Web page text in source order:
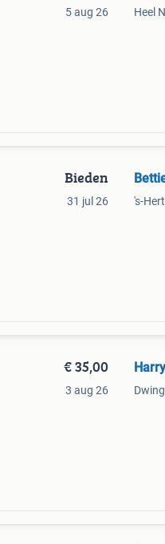
5 aug 26 Heel
Bieden
31 jul 26 's-
€ 35,00
3 aug 26
Harry